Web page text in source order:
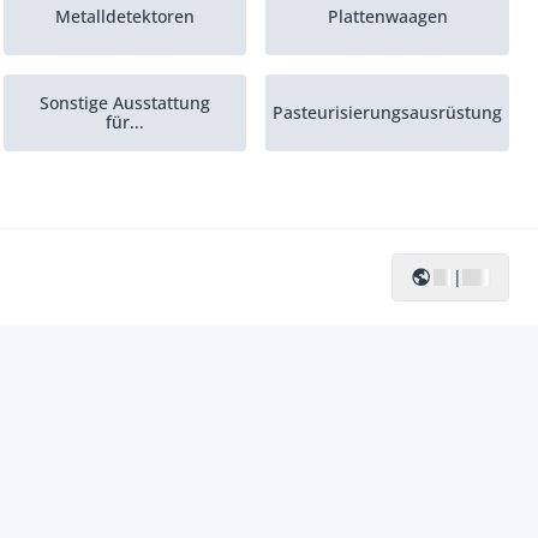
Metalldetektoren Plattenwaagen
Sonstige Ausstattung
für...
Pasteurisierungsausrüstung
|